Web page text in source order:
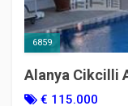
6859
Alanya Cikcilli
| Kod 6859
€ 115.000